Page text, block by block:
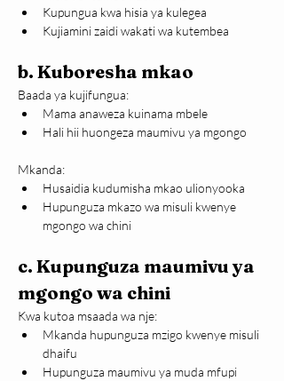
Kupungua kwa hisia ya kulegea
Kujiamini zaidi wakati wa kutembea
b. Kuboresha mkao
Baada ya kujifungua:
Mama anaweza kuinama mbele
Hali hii huongeza maumivu ya mgongo
Mkanda:
Husaidia kudumisha mkao ulionyooka
Hupunguza mkazo wa misuli kwenye
mgongo wa chini
c. Kupunguza maumivu ya
mgongo wa chini
Kwa kutoa msaada wa nje:
Mkanda hupunguza mzigo kwenye misuli
dhaifu
Hupunguza maumivu ya muda mfupi